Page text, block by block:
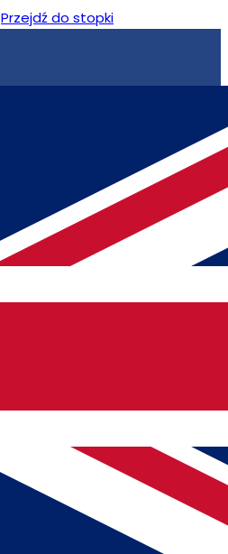
Przejdź do stopki